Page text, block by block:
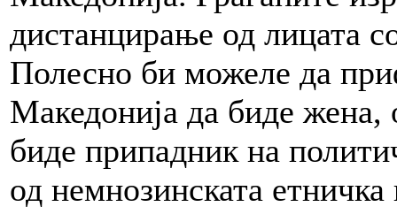
дистанцирање од лицата
Полесно би можеле да
Македонија да биде жена,
биде припадник на
од немнозинската